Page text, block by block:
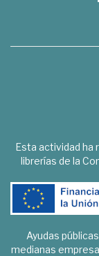
Esta actividad ha
librerías de la
Ayudas
medianas